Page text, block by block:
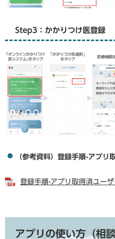
Step3：かかりつけ医登録
（参考資料）登録手順-アプリ
登録手順-アプリ取得済ユー
アプリの使い方（相